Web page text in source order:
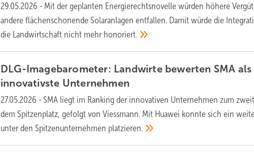
29.05.2026 - Mit der geplanten Energierechtsnovelle würden höhere
andere flächenschonende Solaranlagen entfallen. Damit würde die
die Landwirtschaft nicht mehr honoriert.
DLG-Imagebarometer: Landwirte bewerten SMA als
innovativste Unternehmen
27.05.2026 - SMA liegt im Ranking der innovativen Unternehmen zum
dem Spitzenplatz, gefolgt von Viessmann. Mit Huawei konnte sich ein
unter den Spitzenunternehmen platzieren.